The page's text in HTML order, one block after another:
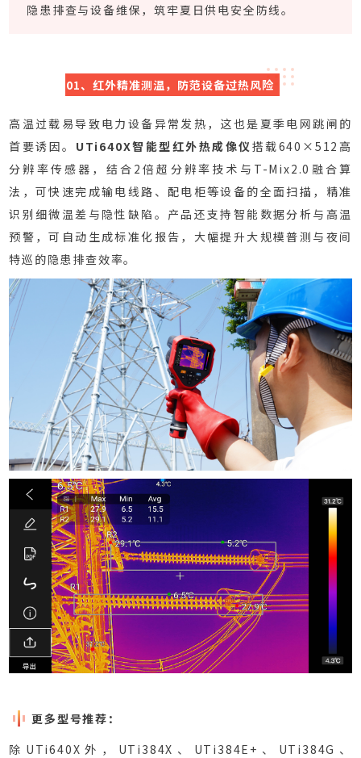
隐患排查与设备维保，筑牢夏日供电安全防线。
01、红外精准测温，防范设备过热风险
高温过载易导致电力设备异常发热，这也是夏季电网跳闸的
首要诱因。 UTi640X智能型红外热成像仪 搭载640×512高
分辨率传感器，结合2倍超分辨率技术与T-Mix2.0融合算
法，可快速完成输电线路、配电柜等设备的全面扫描，精准
识别细微温差与隐性缺陷。产品还支持智能数据分析与高温
预警，可自动生成标准化报告，大幅提升大规模普测与夜间
特巡的隐患排查效率。
更多型号推荐：
除UTi640X外，UTi384X、UTi384E+、UTi384G、